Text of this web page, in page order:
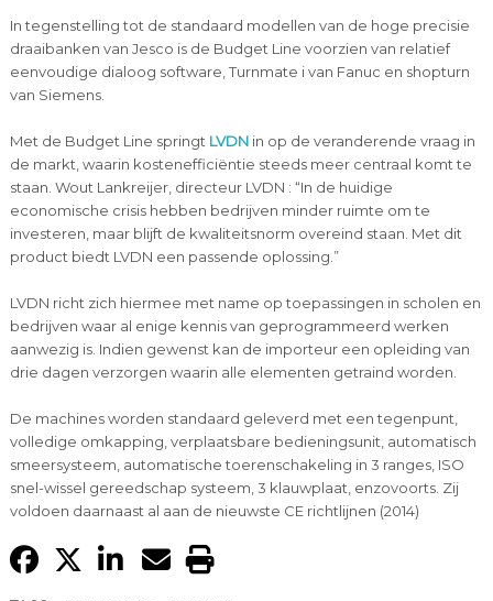
In tegenstelling tot de standaard modellen van de hoge precisie
draaibanken van Jesco is de Budget Line voorzien van relatief
eenvoudige dialoog software, Turnmate i van Fanuc en shopturn
van Siemens.
Met de Budget Line springt LVDN in op de veranderende vraag in
de markt, waarin kostenefficiëntie steeds meer centraal komt te
staan. Wout Lankreijer, directeur LVDN : “In de huidige
economische crisis hebben bedrijven minder ruimte om te
investeren, maar blijft de kwaliteitsnorm overeind staan. Met dit
product biedt LVDN een passende oplossing.”
LVDN richt zich hiermee met name op toepassingen in scholen en
bedrijven waar al enige kennis van geprogrammeerd werken
aanwezig is. Indien gewenst kan de importeur een opleiding van
drie dagen verzorgen waarin alle elementen getraind worden.
De machines worden standaard geleverd met een tegenpunt,
volledige omkapping, verplaatsbare bedieningsunit, automatisch
smeersysteem, automatische toerenschakeling in 3 ranges, ISO
snel-wissel gereedschap systeem, 3 klauwplaat, enzovoorts. Zij
voldoen daarnaast al aan de nieuwste CE richtlijnen (2014)